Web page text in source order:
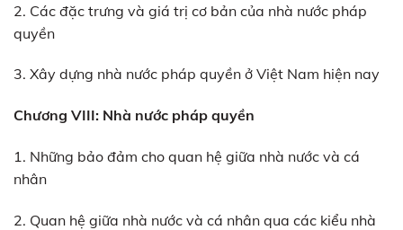
2. Các đặc trưng và giá trị cơ bản của nhà nước pháp
quyền
3. Xây dựng nhà nước pháp quyền ở Việt Nam hiện nay
Chương VIII: Nhà nước pháp quyền
1. Những bảo đảm cho quan hệ giữa nhà nước và cá
nhân
2. Quan hệ giữa nhà nước và cá nhân qua các kiểu nhà